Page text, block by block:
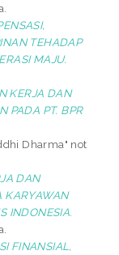
TEHADAP
MAJU.
KERJA DAN
PADA PT. BPR
Dharma" not
DAN
KARYAWAN
INDONESIA.
FINANSIAL,